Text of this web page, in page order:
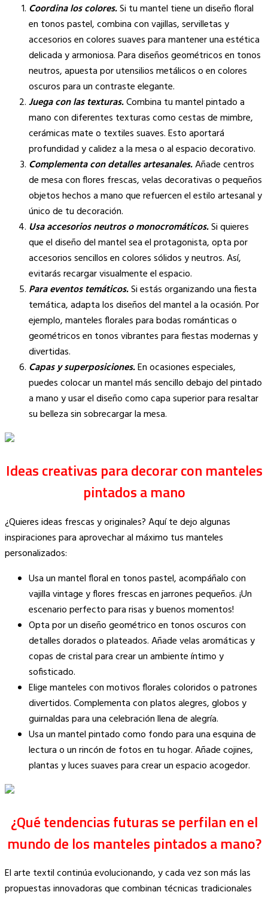
Coordina los colores.Si tu mantel tiene un diseño floral
en tonos pastel, combina con vajillas, servilletas y
accesorios en colores suaves para mantener una estética
delicada y armoniosa. Para diseños geométricos en tonos
neutros, apuesta por utensilios metálicos o en colores
oscuros para un contraste elegante.
Juega con las texturas.Combina tu mantel pintado a
mano con diferentes texturas como cestas de mimbre,
cerámicas mate o textiles suaves. Esto aportará
profundidad y calidez a la mesa o al espacio decorativo.
Complementa con detalles artesanales.Añade centros
de mesa con flores frescas, velas decorativas o pequeños
objetos hechos a mano que refuercen el estilo artesanal y
único de tu decoración.
Usa accesorios neutros o monocromáticos.Si quieres
que el diseño del mantel sea el protagonista, opta por
accesorios sencillos en colores sólidos y neutros. Así,
evitarás recargar visualmente el espacio.
Para eventos temáticos.Si estás organizando una fiesta
temática, adapta los diseños del mantel a la ocasión. Por
ejemplo, manteles florales para bodas románticas o
geométricos en tonos vibrantes para fiestas modernas y
divertidas.
Capas y superposiciones.En ocasiones especiales,
puedes colocar un mantel más sencillo debajo del pintado
a mano y usar el diseño como capa superior para resaltar
su belleza sin sobrecargar la mesa.
Ideas creativas para decorar con manteles
pintados a mano
¿Quieres ideas frescas y originales? Aquí te dejo algunas
inspiraciones para aprovechar al máximo tus manteles
personalizados:
Usa un mantel floral en tonos pastel, acompáñalo con
vajilla vintage y flores frescas en jarrones pequeños. ¡Un
escenario perfecto para risas y buenos momentos!
Opta por un diseño geométrico en tonos oscuros con
detalles dorados o plateados. Añade velas aromáticas y
copas de cristal para crear un ambiente íntimo y
sofisticado.
Elige manteles con motivos florales coloridos o patrones
divertidos. Complementa con platos alegres, globos y
guirnaldas para una celebración llena de alegría.
Usa un mantel pintado como fondo para una esquina de
lectura o un rincón de fotos en tu hogar. Añade cojines,
plantas y luces suaves para crear un espacio acogedor.
¿Qué tendencias futuras se perfilan en el
mundo de los manteles pintados a mano?
El arte textil continúa evolucionando, y cada vez son más las
propuestas innovadoras que combinan técnicas tradicionales